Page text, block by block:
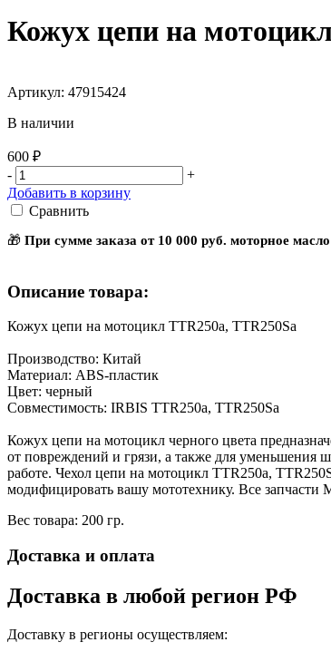
Кожух цепи на
Артикул: 47915424
В наличии
600 ₽
-
+
Добавить в корзину
Сравнить
🎁 При сумме заказа от 10 000 руб. моторное
Описание товара:
Кожух цепи на мотоцикл TTR250a, TTR250Sa
Производство: Китай
Материал: ABS-пластик
Цвет: черный
Совместимость: IRBIS TTR250a, TTR250Sa
Кожух цепи на мотоцикл черного цвета
от повреждений и грязи, а также для уменьшения
работе. Чехол цепи на мотоцикл TTR250a,
модифицировать вашу мототехнику. Все
Вес товара: 200 гр.
Доставка и оплата
Доставка в любой регион РФ
Доставку в регионы осуществляем: